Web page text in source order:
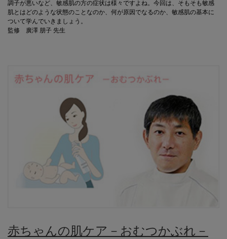
調子が悪いなど、敏感肌の方の症状は様々ですよね。今回は、そもそも敏感
肌とはどのような状態のことなのか、何が原因でなるのか、敏感肌の基本に
ついて学んでいきましょう。
監修 廣澤 朋子 先生
赤ちゃんの肌ケア－おむつかぶれ－